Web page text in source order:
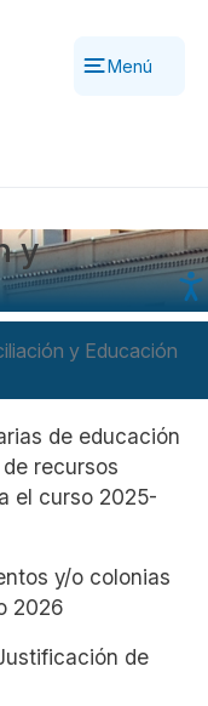
Menú
y
y Educación
de educación
recursos
el curso 2025-
y/o colonias
2026
de